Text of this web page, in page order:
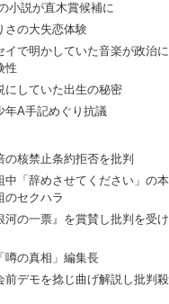
小説が直木賞候補に
さの大失恋体験
イで明かしていた音楽が政治に
性
にしていた出生の秘密
年A手記めぐり抗議
の核禁止条約拒否を批判
中「辞めさせてください」の本
のセクハラ
河の一票』を賞賛し批判を受け
噂の真相」編集長
前デモを捻じ曲げ解説し批判殺